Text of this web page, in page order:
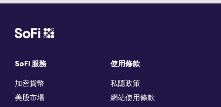
SoFi 服務
加密貨幣
美股市場
使用條款
私隱政策
網站使用條款